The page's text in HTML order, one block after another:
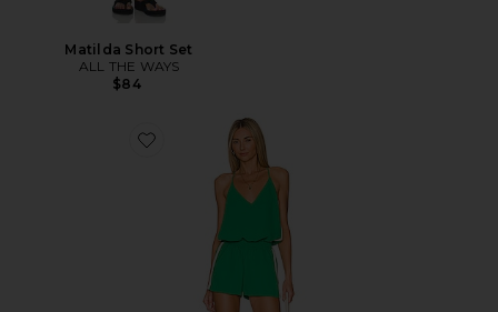
Matilda Short Set
ALL THE WAYS
$84
Favorite x REVOLVE Track Romper